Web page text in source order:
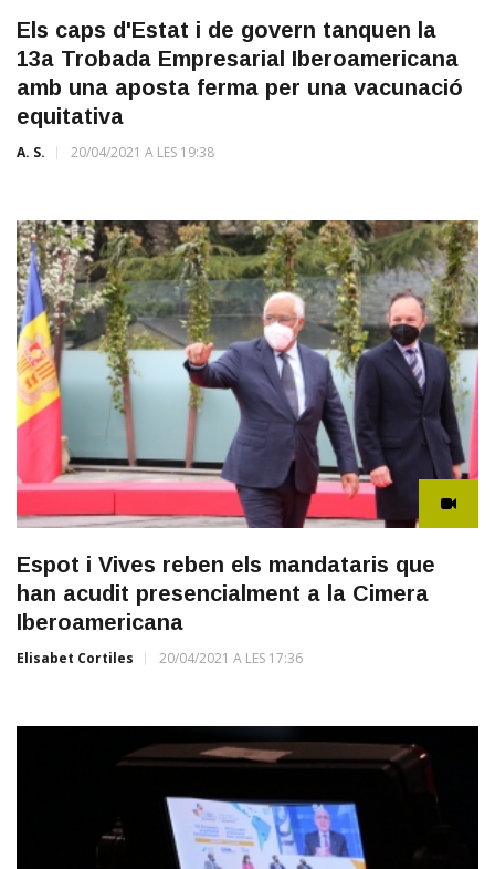
Els caps d'Estat i de govern tanquen la
13a Trobada Empresarial Iberoamericana
amb una aposta ferma per una vacunació
equitativa
A. S. 20/04/2021 A LES 19:38
Espot i Vives reben els mandataris que
han acudit presencialment a la Cimera
Iberoamericana
Elisabet Cortiles 20/04/2021 A LES 17:36